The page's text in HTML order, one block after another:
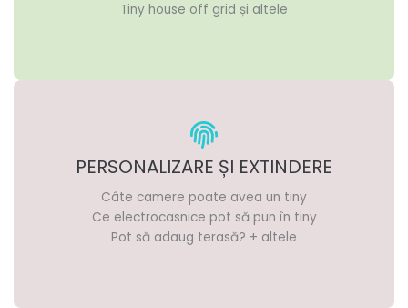
Tiny house off grid și altele
PERSONALIZARE ȘI EXTINDERE
Câte camere poate avea un tiny
Ce electrocasnice pot să pun în tiny
Pot să adaug terasă? + altele